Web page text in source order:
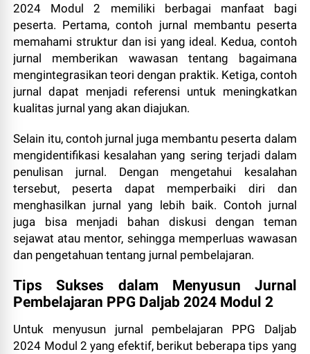
2024 Modul 2 memiliki berbagai manfaat bagi
peserta. Pertama, contoh jurnal membantu peserta
memahami struktur dan isi yang ideal. Kedua, contoh
jurnal memberikan wawasan tentang bagaimana
mengintegrasikan teori dengan praktik. Ketiga, contoh
jurnal dapat menjadi referensi untuk meningkatkan
kualitas jurnal yang akan diajukan.
Selain itu, contoh jurnal juga membantu peserta dalam
mengidentifikasi kesalahan yang sering terjadi dalam
penulisan jurnal. Dengan mengetahui kesalahan
tersebut, peserta dapat memperbaiki diri dan
menghasilkan jurnal yang lebih baik. Contoh jurnal
juga bisa menjadi bahan diskusi dengan teman
sejawat atau mentor, sehingga memperluas wawasan
dan pengetahuan tentang jurnal pembelajaran.
Tips Sukses dalam Menyusun Jurnal
Pembelajaran PPG Daljab 2024 Modul 2
Untuk menyusun jurnal pembelajaran PPG Daljab
2024 Modul 2 yang efektif, berikut beberapa tips yang